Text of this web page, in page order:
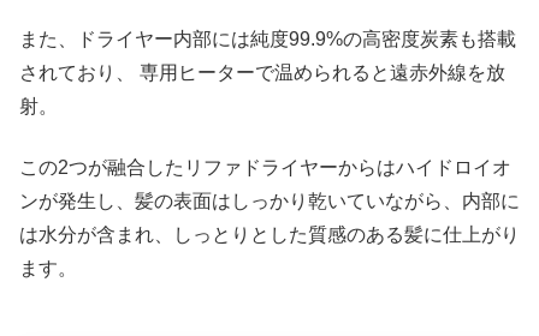
また、ドライヤー内部には純度99.9%の高密度炭素も搭載
されており、 専用ヒーターで温められると遠赤外線を放
射。
この2つが融合したリファドライヤーからはハイドロイオ
ンが発生し、髪の表面はしっかり乾いていながら、内部に
は水分が含まれ、しっとりとした質感のある髪に仕上がり
ます。